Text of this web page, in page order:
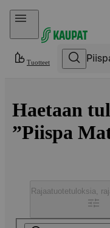
Hyppää sisältöön
Tuotteet
Haetaan
”Piispa
Rajaatuotetuloksia,